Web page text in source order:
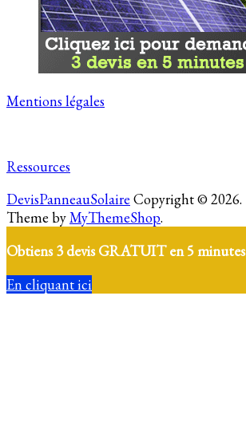
Mentions légales
Ressources
DevisPanneauSolaire Copyright © 2026.
Theme byMyThemeShop.
Obtiens 3 devis GRATUIT en 5 minutes
En cliquant ici